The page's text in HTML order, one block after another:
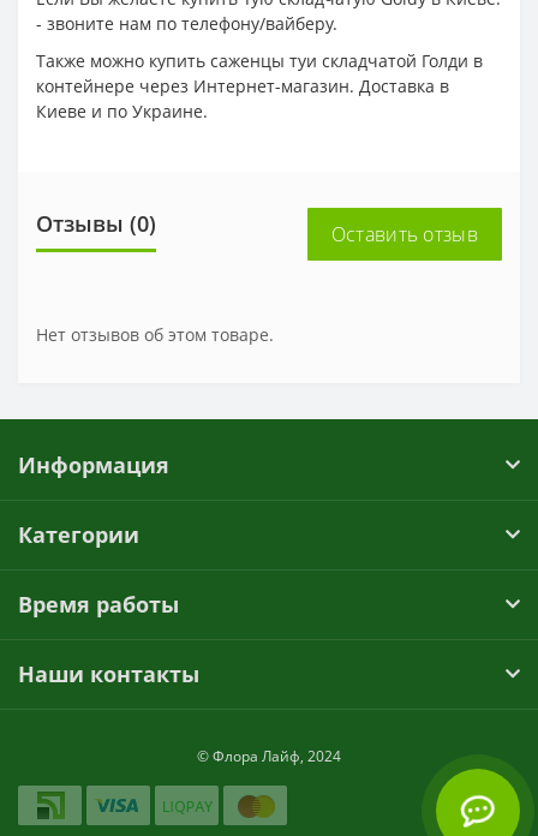
- звоните нам по телефону/вайберу.
Также можно купить саженцы туи складчатой Голди в
контейнере через Интернет-магазин. Доставка в
Киеве и по Украине.
Отзывы (0) Оставить отзыв
Нет отзывов об этом товаре.
Информация
Категории
Время работы
Наши контакты
© Флора Лайф, 2024